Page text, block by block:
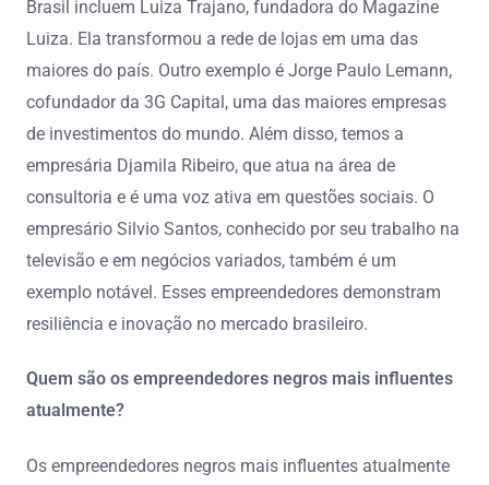
Brasil incluem Luiza Trajano, fundadora do Magazine
Luiza. Ela transformou a rede de lojas em uma das
maiores do país. Outro exemplo é Jorge Paulo Lemann,
cofundador da 3G Capital, uma das maiores empresas
de investimentos do mundo. Além disso, temos a
empresária Djamila Ribeiro, que atua na área de
consultoria e é uma voz ativa em questões sociais. O
empresário Silvio Santos, conhecido por seu trabalho na
televisão e em negócios variados, também é um
exemplo notável. Esses empreendedores demonstram
resiliência e inovação no mercado brasileiro.
Quem são os empreendedores negros mais influentes
atualmente?
Os empreendedores negros mais influentes atualmente